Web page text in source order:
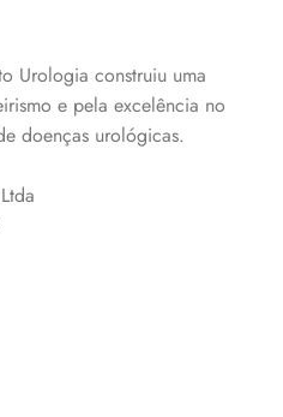
Urologia construiu uma
e pela excelência no
doenças urológicas.